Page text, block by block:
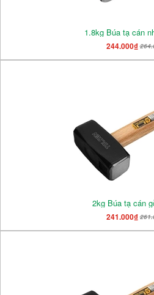
1.8kg Búa tạ cán
244.000₫
2kg Búa tạ cán
241.000₫